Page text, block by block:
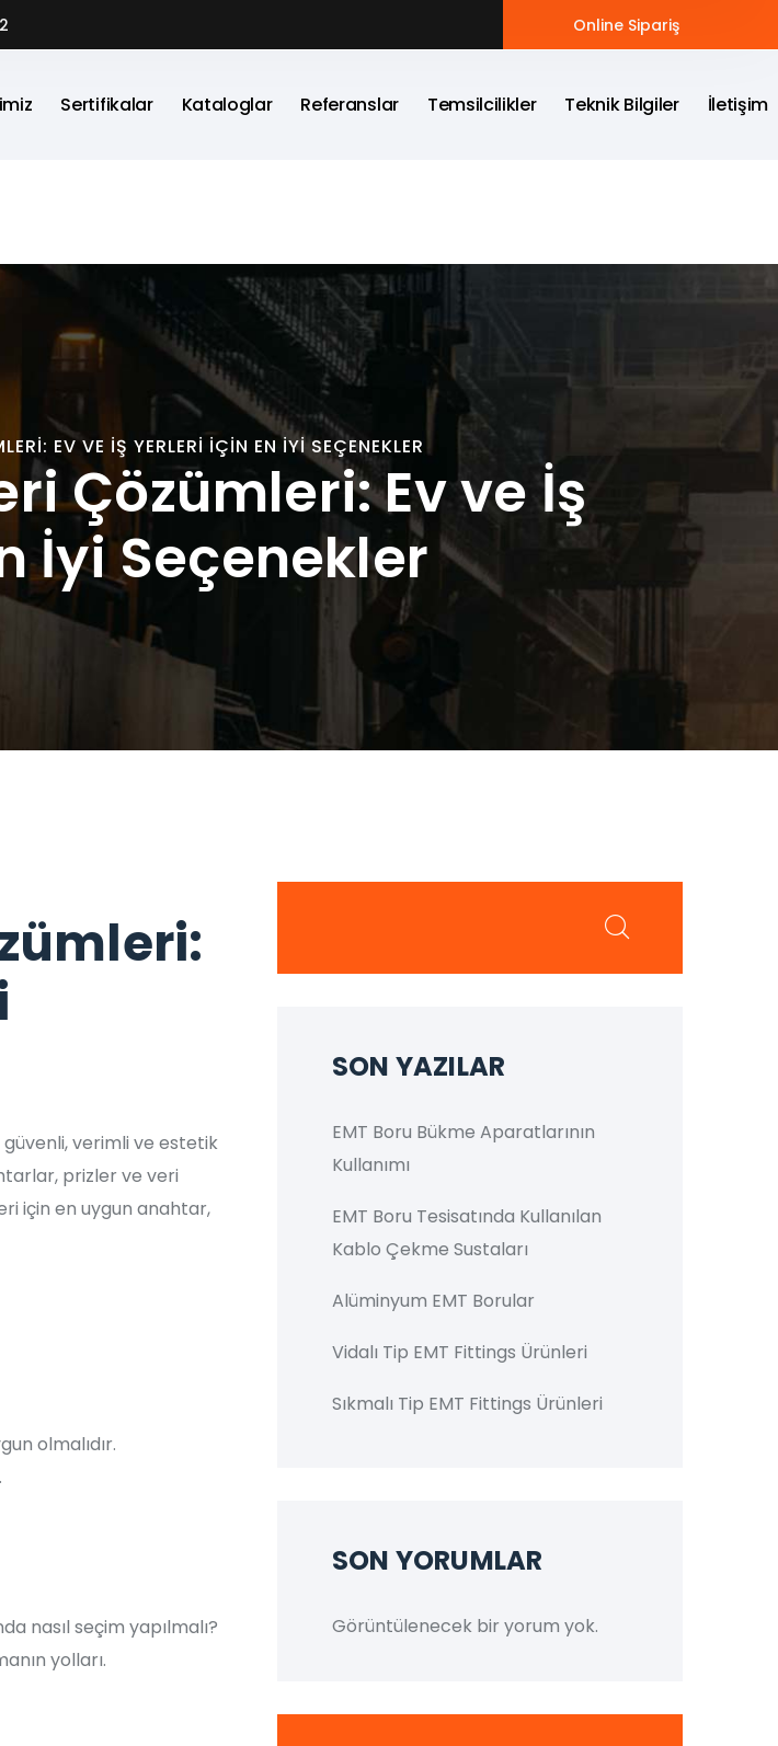
Online Sipariş
Sertifikalar Kataloglar Referanslar Temsilcilikler Teknik Bilgiler İletişim
Çözümleri: Ev ve İş
İyi Seçenekler
EV VE İŞ YERLERI IÇIN EN İYI SEÇENEKLER
verimli ve estetik
prizler ve veri
için en uygun anahtar,
olmalıdır.
nasıl seçim yapılmalı?
yolları.
SON YAZILAR
EMT Boru Bükme Aparatlarının
Kullanımı
EMT Boru Tesisatında Kullanılan
Kablo Çekme Sustaları
Alüminyum EMT Borular
Vidalı Tip EMT Fittings Ürünleri
Sıkmalı Tip EMT Fittings Ürünleri
SON YORUMLAR
Görüntülenecek bir yorum yok.